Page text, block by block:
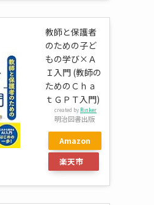
教師と保護者
のための子ど
もの学び×Ａ
Ｉ入門 (教師の
ためのＣｈａ
ｔＧＰＴ入門)
created by Rinker
明治図書出版
Amazon
楽天市